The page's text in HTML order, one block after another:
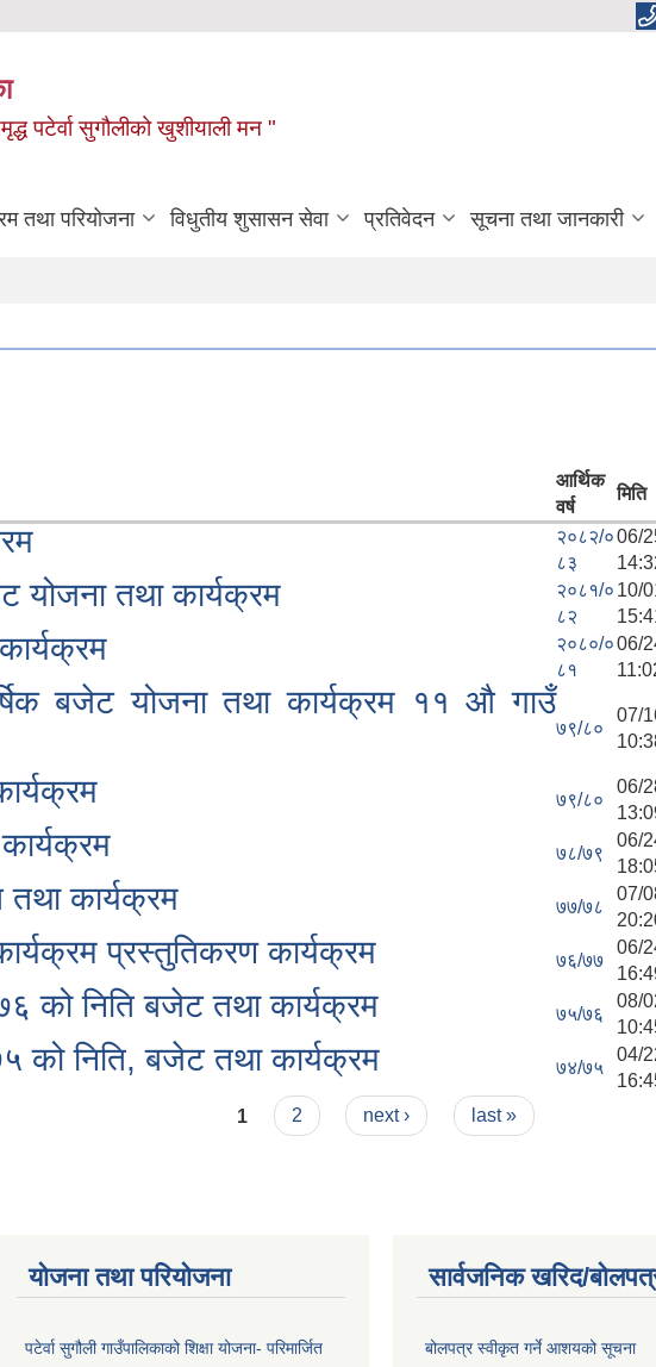
पटेर्वा सुगौलीको खुशीयाली मन "
तथा परियोजना विधुतीय शुसासन सेवा प्रतिवेदन सूचना तथा जानकारी
आर्थिक
वर्ष
मिति
२०८२/०
८३
06/
तथा कार्यक्रम
२०८१/०
८२
10/
२०८०/०
८१
06/
बजेट योजना तथा कार्यक्रम ११ औ गाउँ
७९/८०
07/
७९/८०
06/
७८/७९
06/
कार्यक्रम ७७/७८
07/
प्रस्तुतिकरण कार्यक्रम ७६/७७
06/
को निति बजेट तथा कार्यक्रम ७५/७६
08/
निति, बजेट तथा कार्यक्रम ७४/७५
04/
1 2 next › last »
योजना तथा परियोजना
पटेर्वा सुगौली गाउँपालिकाको शिक्षा योजना- परिमार्जित
सार्वजनिक खरिद/
बोलपत्र स्वीकृत गर्ने आशयको सूचना